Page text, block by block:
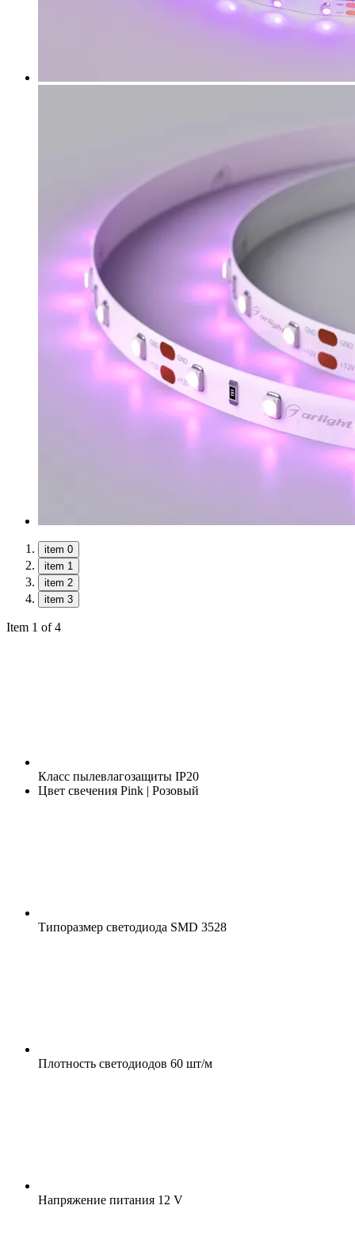
item 0
item 1
item 2
item 3
Item 1 of 4
Класс пылевлагозащиты IP20
Цвет свечения Pink | Розовый
Типоразмер светодиода SMD 3528
Плотность светодиодов 60 шт/м
Напряжение питания 12 V